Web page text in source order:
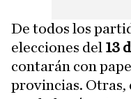
De todos los
elecciones del 13
contarán con
provincias. Otras,